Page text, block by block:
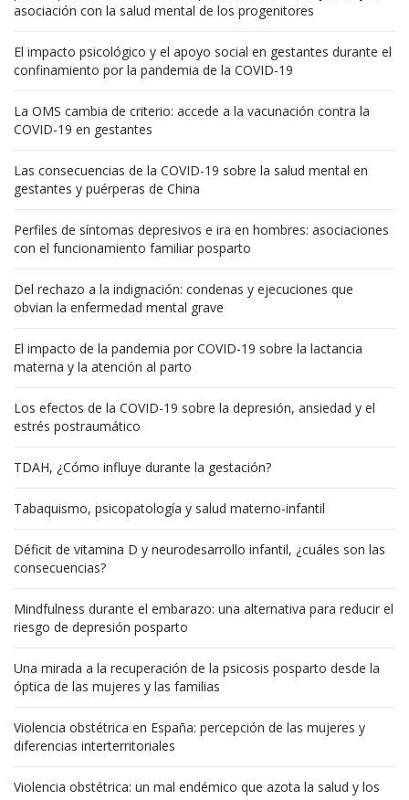
asociación con la salud mental de los progenitores
El impacto psicológico y el apoyo social en gestantes durante el
confinamiento por la pandemia de la COVID-19
La OMS cambia de criterio: accede a la vacunación contra la
COVID-19 en gestantes
Las consecuencias de la COVID-19 sobre la salud mental en
gestantes y puérperas de China
Perfiles de síntomas depresivos e ira en hombres: asociaciones
con el funcionamiento familiar posparto
Del rechazo a la indignación: condenas y ejecuciones que
obvian la enfermedad mental grave
El impacto de la pandemia por COVID-19 sobre la lactancia
materna y la atención al parto
Los efectos de la COVID-19 sobre la depresión, ansiedad y el
estrés postraumático
TDAH, ¿Cómo influye durante la gestación?
Tabaquismo, psicopatología y salud materno-infantil
Déficit de vitamina D y neurodesarrollo infantil, ¿cuáles son las
consecuencias?
Mindfulness durante el embarazo: una alternativa para reducir el
riesgo de depresión posparto
Una mirada a la recuperación de la psicosis posparto desde la
óptica de las mujeres y las familias
Violencia obstétrica en España: percepción de las mujeres y
diferencias interterritoriales
Violencia obstétrica: un mal endémico que azota la salud y los